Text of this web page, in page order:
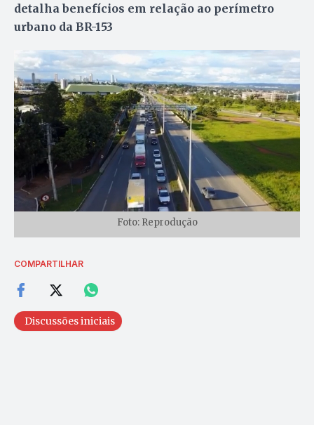
detalha benefícios em relação ao perímetro
urbano da BR-153
Foto: Reprodução
COMPARTILHAR
Discussões iniciais